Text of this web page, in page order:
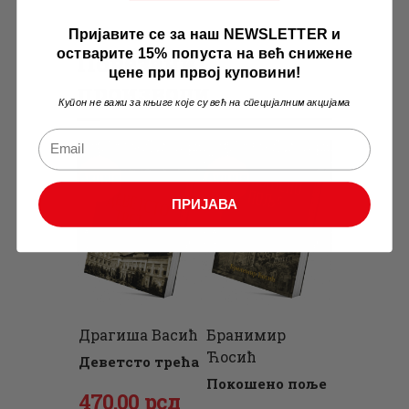
Повезани
производи
Акција
Драгиша Васић
Деветсто трећа
Оригинална
470.00 рсд
Тренутна
Акција
Бранимир
Ћосић
Покошено поље
Пријавите се за наш NEWSLETTER и
остварите 15% попуста на већ снижене
цене при првој куповини!
Купон не важи за књиге које су већ на специјалним акцијама
ПРИЈАВА